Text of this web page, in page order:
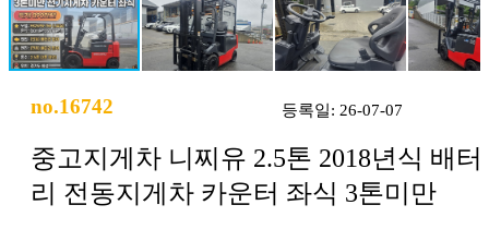
no.16742 등록일: 26-07-07
중고지게차 니찌유 2.5톤 2018년식 배터
리 전동지게차 카운터 좌식 3톤미만